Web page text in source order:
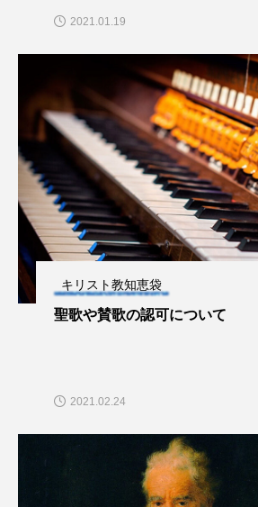
2021.01.19
キリスト教知恵袋
聖歌や賛歌の認可について
2021.02.24